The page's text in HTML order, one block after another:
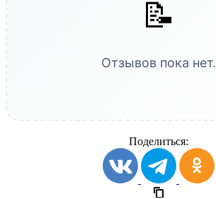
📝
Отзывов пока нет.
Поделиться: